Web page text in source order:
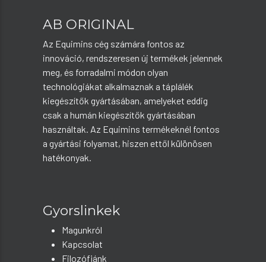
AB ORIGINAL
Az Equimins cég számára fontos az
innováció, rendszeresen új termékek jelennek
meg, és forradalmi módon olyan
technológiákat alkalmaznak a táplálék
kiegészítők gyártásában, amelyeket eddig
csak a humán kiegészítők gyártásában
használtak. Az Equimins termékeknél fontos
a gyártási folyamat, hiszen ettől különösen
hatékonyak.
Gyorslinkek
Magunkról
Kapcsolat
Filozófiánk